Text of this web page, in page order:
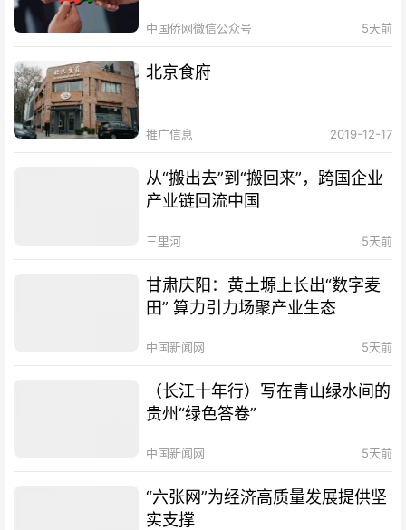
中国侨网微信公众号 5天前
北京食府
推广信息 2019-12-17
从“搬出去”到“搬回来”，跨国企业
产业链回流中国
三里河 5天前
甘肃庆阳：黄土塬上长出“数字麦
田” 算力引力场聚产业生态
中国新闻网 5天前
（长江十年行）写在青山绿水间的
贵州“绿色答卷”
中国新闻网 5天前
“六张网”为经济高质量发展提供坚
实支撑